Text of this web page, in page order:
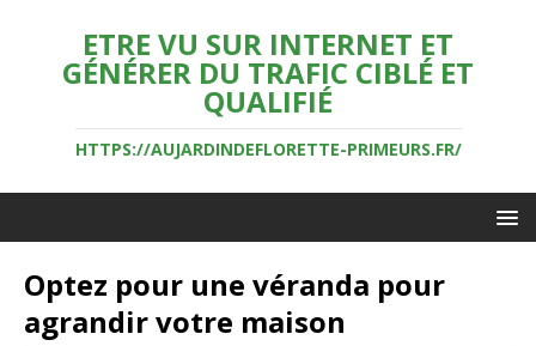
ETRE VU SUR INTERNET ET
GÉNÉRER DU TRAFIC CIBLÉ ET
QUALIFIÉ
HTTPS://AUJARDINDEFLORETTE-PRIMEURS.FR/
Optez pour une véranda pour
agrandir votre maison